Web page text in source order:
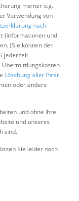
meiner o.g.
Verwendung von
nach
)Informationen und
(Sie können der
jederzeit
Übermittlungskosten
Löschung aller Ihrer
oder andere
und ohne Ihre
und unseres
sind.
Sie leider noch